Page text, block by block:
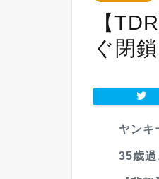
【
ぐ閉
ヤンキ
35歳過